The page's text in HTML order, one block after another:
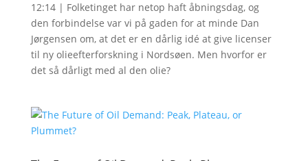
12:14 | Folketinget har netop haft åbningsdag, og
den forbindelse var vi på gaden for at minde Dan
Jørgensen om, at det er en dårlig idé at give licenser
til ny olieefterforskning i Nordsøen. Men hvorfor er
det så dårligt med al den olie?